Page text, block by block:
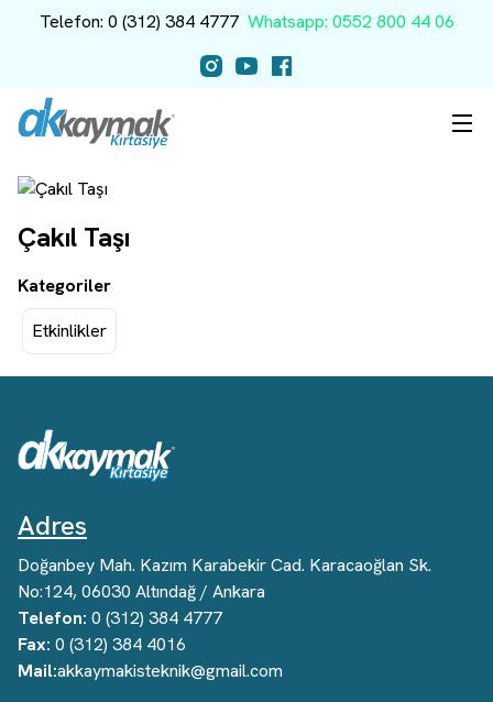
Telefon: 0 (312) 384 4777 Whatsapp: 0552 800 44 06
Çakıl Taşı
Kategoriler
Etkinlikler
Adres
Doğanbey Mah. Kazım Karabekir Cad. Karacaoğlan Sk.
No:124, 06030 Altındağ / Ankara
Telefon: 0 (312) 384 4777
Fax: 0 (312) 384 4016
Mail:akkaymakisteknik@gmail.com